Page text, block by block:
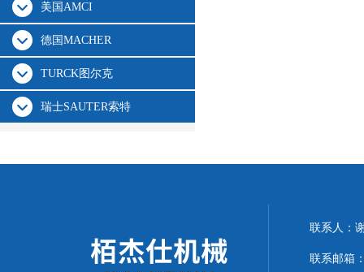
美国AMCI
德国MACHER
TURCK图尔克
瑞士SAUTER索特
联系人：
联系邮箱